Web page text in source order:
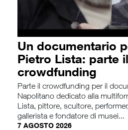
Un documentario
Pietro Lista: parte il
crowdfunding
Parte il crowdfunding per il
Napolitano dedicato alla
Lista, pittore, scultore,
gallerista e fondatore di musei...
7 AGOSTO 2026